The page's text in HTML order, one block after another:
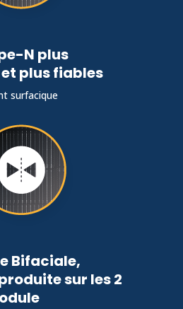
N plus
plus fiables
surfacique
Bifaciale,
sur les 2